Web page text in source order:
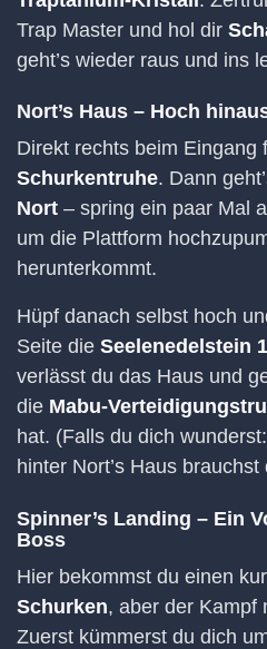
Trap Master und hol dir
geht’s wieder raus und ins
Nort’s Haus – Hoch
Direkt rechts beim Eingang
Schurkentruhe. Dann
Nort – spring ein paar Mal
um die Plattform
herunterkommt.
Hüpf danach selbst hoch
Seite die Seelenedelstein
verlässt du das Haus und
die Mabu-
hat. (Falls du dich
hinter Nort’s Haus
Spinner’s Landing – Ein
Boss
Hier bekommst du einen
Schurken, aber der Kampf
Zuerst kümmerst du dich